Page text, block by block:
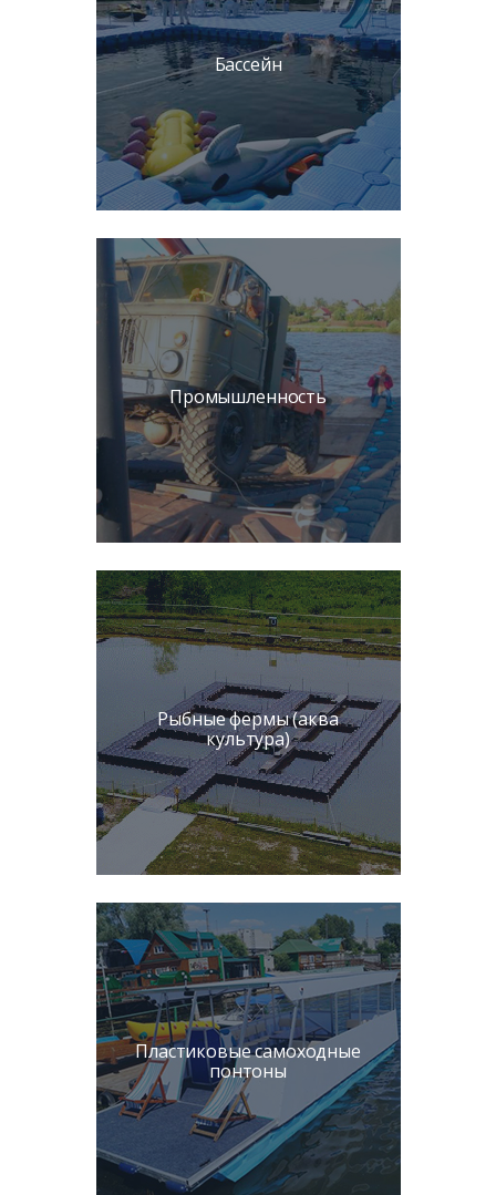
Бассейн
Промышленность
Рыбные фермы (аква
культура)
Пластиковые самоходные
понтоны